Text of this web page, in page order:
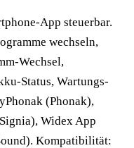
App steuerbar.
wechseln,
Wechsel,
Status, Wartungs-
(Phonak),
Widex App
Kompatibilität: